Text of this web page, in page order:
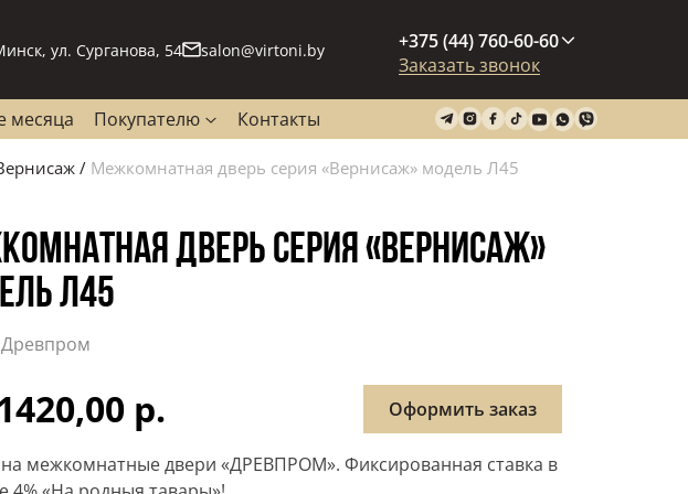
ул. Сурганова, 54 salon@virtoni.by
+375 (44) 760-60-60
Заказать звонок
месяца Покупателю Контакты
/ Межкомнатная дверь серия «Вернисаж» модель Л45
ДВЕРЬ СЕРИЯ «ВЕРНИСАЖ»
Л45
Древпром
р. Оформить заказ
межкомнатные двери «ДРЕВПРОМ». Фиксированная ставка в